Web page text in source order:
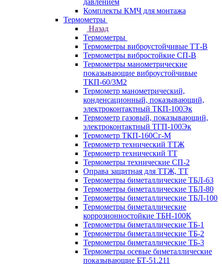
давлением
Комплекты КМЧ для монтажа
Термометры
Назад
Термометры
Термометры виброустойчивые ТТ-В
Термометры вибростойкие СП-В
Термометры манометрические
показывающие виброустойчивые
ТКП-60/3М2
Термометр манометрический,
конденсационный, показывающий,
электроконтактный ТКП-100Эк
Термометр газовый, показывающий,
электроконтактный ТГП-100Эк
Термометр ТКП-160Сг-М
Термометр технический ТТЖ
Термометр технический ТТ
Термометры технические СП-2
Оправа защитная для ТТЖ, ТТ
Термометры биметаллические ТБЛ-63
Термометры биметаллические ТБЛ-80
Термометры биметаллические ТБЛ-100
Термометры биметаллические
коррозионностойкие ТБН-100К
Термометры биметаллические ТБ-1
Термометры биметаллические ТБ-2
Термометры биметаллические ТБ-3
Термометры осевые биметаллические
показывающие БТ-51.211